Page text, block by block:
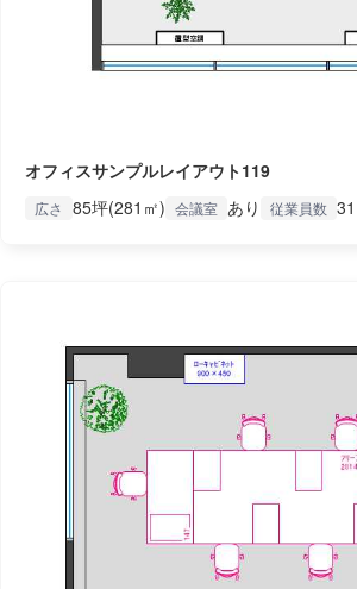
オフィスサンプルレイアウト119
広さ 85坪(281㎡) 会議室 あり 従業員数 31